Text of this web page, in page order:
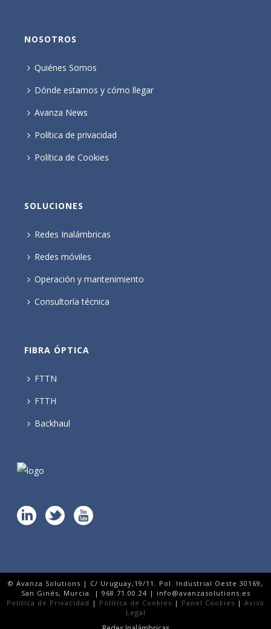
NOSOTROS
Quiénes Somos
Dónde estamos y cómo llegar
Avanza News
Política de privacidad
Política de Cookies
SOLUCIONES
Redes Inalámbricas
Redes móviles
Operación y mantenimiento
Consultoría técnica
FIBRA ÓPTICA
FTTN
FTTH
Backhaul
© Avanza Solutions | C/ Uruguay,19/11. Pol. Industrial Oeste 30169,
San Ginés, Murcia. | 968.71.00.24 | info@avanzasolutions.es
Política de Privacidad | Política de Cookies | Panel Cookies | Aviso
Legal